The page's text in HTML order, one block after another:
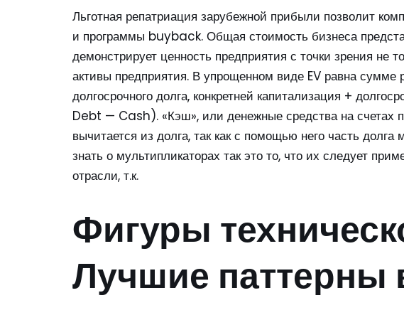
Льготная репатриация зарубежной прибыли позволит
и программы buyback. Общая стоимость бизнеса
демонстрирует ценность предприятия с точки зрения не
активы предприятия. В упрощенном виде EV равна сумме
долгосрочного долга, конкретней капитализация +
Debt — Cash). «Кэш», или денежные средства на счетах
вычитается из долга, так как с помощью него часть
знать о мультипликаторах так это то, что их следует
отрасли, т.к.
Фигуры
Лучшие паттерны